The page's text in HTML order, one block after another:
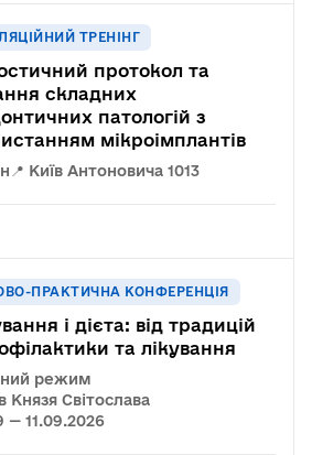
ТРЕНІНГ
протокол та
складних
патологій з
мікроімплантів
📍 Київ Антоновича 1013
ПРАКТИЧНА КОНФЕРЕНЦІЯ
і дієта: від традицій
та лікування
режим
Князя Світослава
— 11.09.2026